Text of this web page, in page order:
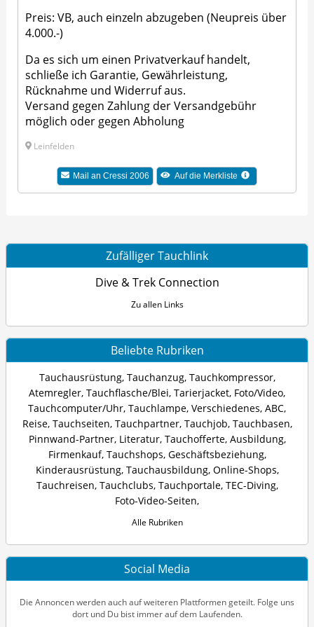
Preis: VB, auch einzeln abzugeben (Neupreis über
4.000.-)
Da es sich um einen Privatverkauf handelt,
schließe ich Garantie, Gewährleistung,
Rücknahme und Widerruf aus.
Versand gegen Zahlung der Versandgebühr
möglich oder gegen Abholung
Leinfelden
Mail an Cressi 2006 Auf die Merkliste
Zufälliger Tauchlink
Dive & Trek Connection
Zu allen Links
Beliebte Rubriken
Tauchausrüstung, Tauchanzug, Tauchkompressor,
Atemregler, Tauchflasche/Blei, Tarierjacket, Foto/Video,
Tauchcomputer/Uhr, Tauchlampe, Verschiedenes, ABC,
Reise, Tauchseiten, Tauchpartner, Tauchjob, Tauchbasen,
Pinnwand-Partner, Literatur, Tauchofferte, Ausbildung,
Firmenkauf, Tauchshops, Geschäftsbeziehung,
Kinderausrüstung, Tauchausbildung, Online-Shops,
Tauchreisen, Tauchclubs, Tauchportale, TEC-Diving,
Foto-Video-Seiten,
Alle Rubriken
Social Media
Die Annoncen werden auch auf weiteren Plattformen geteilt. Folge uns
dort und Du bist immer auf dem Laufenden.